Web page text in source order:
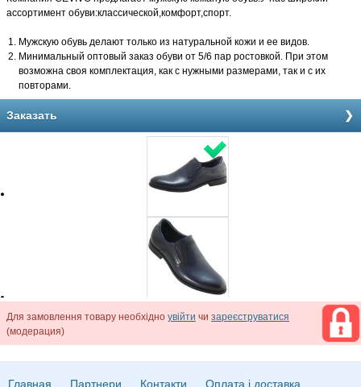
ассортимент обуви:классической,комфорт,спорт.
Мужскую обувь делают только из натуральной кожи и ее видов.
Минимальный оптовый заказ обуви от 5/6 пар ростовкой. При этом
возможна своя комплектация, как с нужными размерами, так и с их
повторами.
Заказать
Для замовлення товару необхідно увійти чи зареєструватися
(модерация)
Главная Партнери Контакти Оплата і доставка